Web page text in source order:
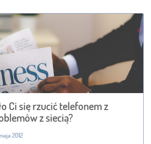
Ci się rzucić telefonem z
z siecią?
2012